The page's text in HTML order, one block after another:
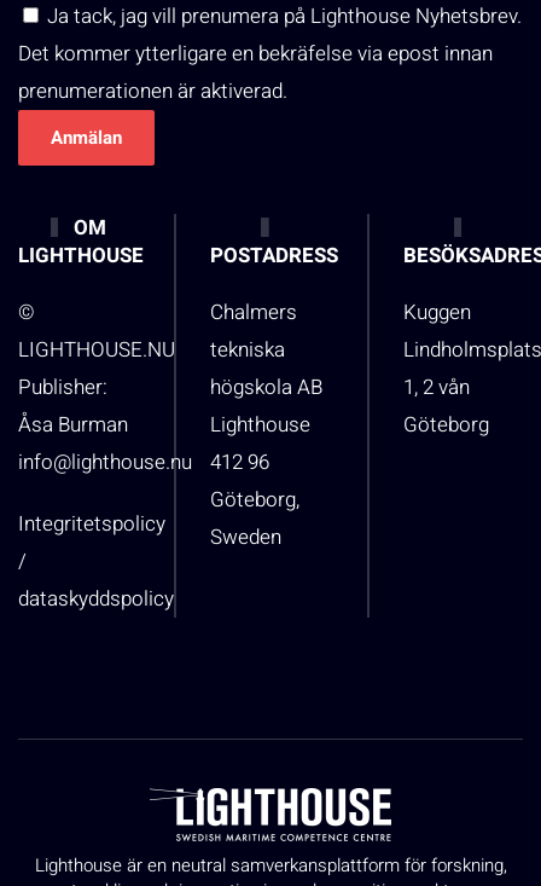
Ja tack, jag vill prenumera på Lighthouse Nyhetsbrev.
Det kommer ytterligare en bekräfelse via epost innan
prenumerationen är aktiverad.
OM
LIGHTHOUSE
©
LIGHTHOUSE.NU
Publisher:
Åsa Burman
info@lighthouse.nu
Integritetspolicy
/
dataskyddspolicy
POSTADRESS
Chalmers
tekniska
högskola AB
Lighthouse
412 96
Göteborg,
Sweden
Kuggen
1, 2 vån
Göteborg
Lighthouse är en neutral samverkansplattform för forskning,